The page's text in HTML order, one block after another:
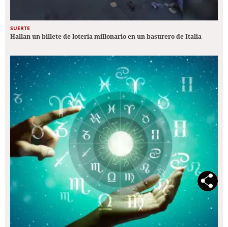
SUERTE
Hallan un billete de lotería millonario en un basurero de Italia